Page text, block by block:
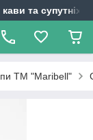
та супутніх
ТМ "Maribell"